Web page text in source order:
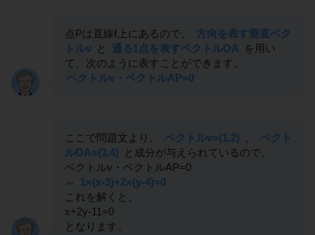
点Pは直線ℓ上にあるので、
方向を表す垂直ベク
トルv と 通る1点を表すベクトルOA を用い
て、次のように表すことができます。
ベクトルv・ベクトルAP=0
ここで問題文より、 ベクトルv=(1,2)
ベクト
ルOA=(3,4)
と成分が与えられているので、
ベクトルv・ベクトルAP=0
⇔
1×(x-3)+2×(y-4)=0
これを解くと、
x+2y-11=0
となります。